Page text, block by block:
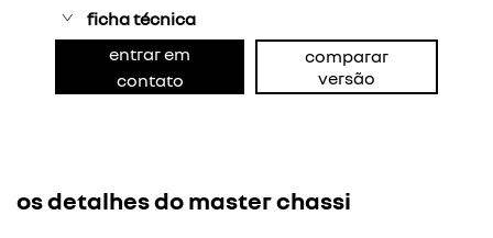
ficha técnica
entrar em
contato
comparar
versão
os detalhes do master chassi